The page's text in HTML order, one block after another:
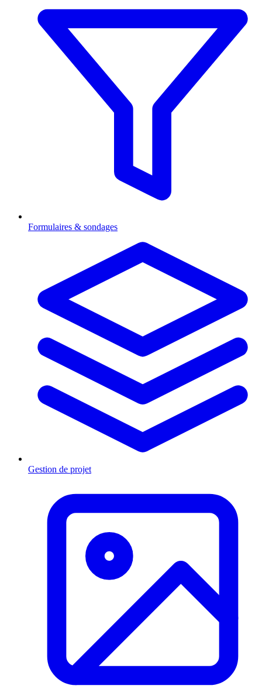
Formulaires & sondages
Gestion de projet